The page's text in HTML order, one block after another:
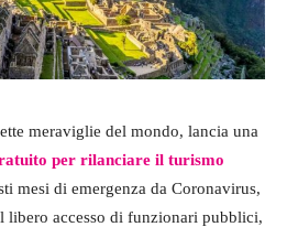
meraviglie del mondo, lancia una
per rilanciare il turismo
mesi di emergenza da Coronavirus,
libero accesso di funzionari pubblici,